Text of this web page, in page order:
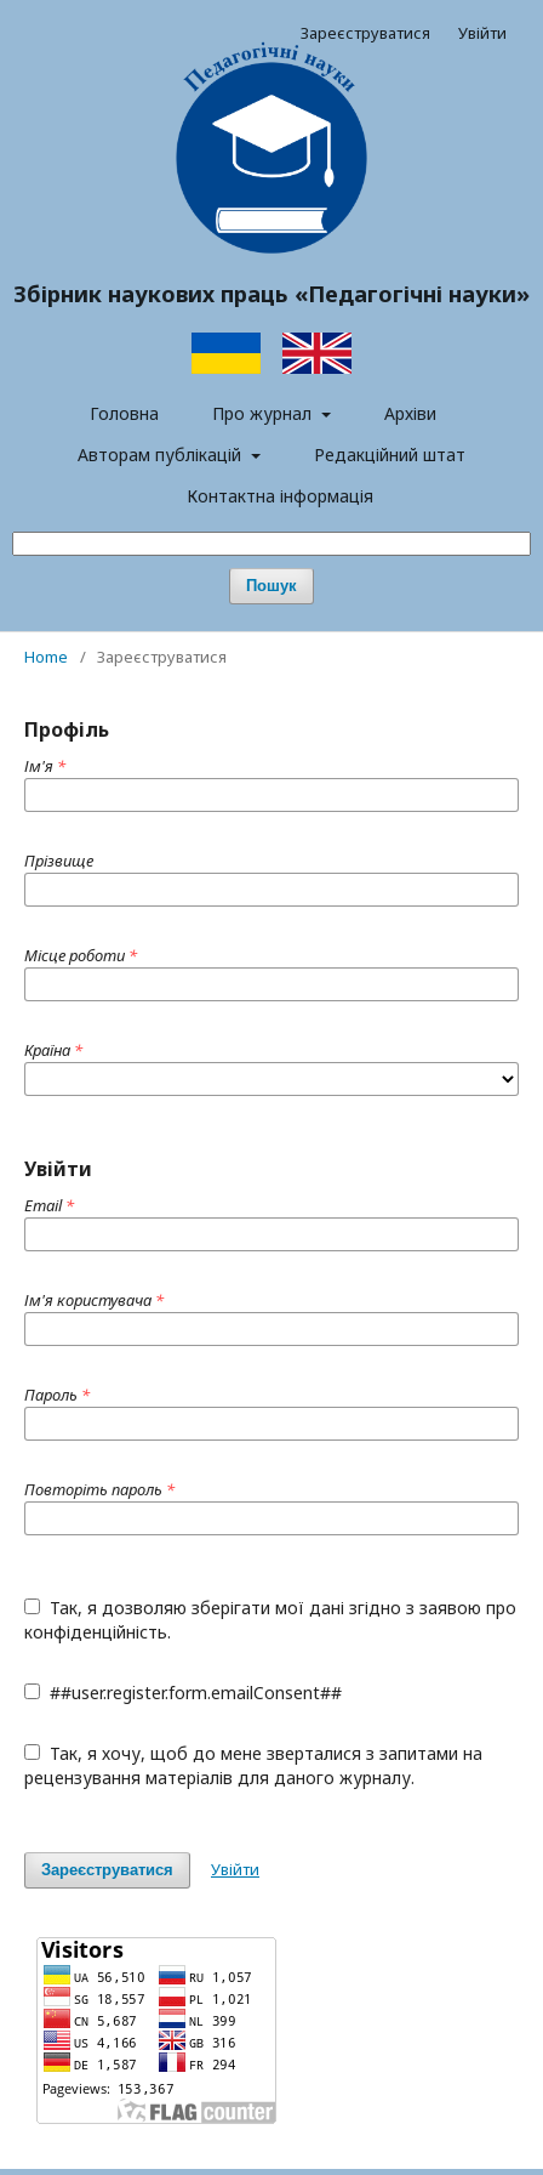
Збірник наукових праць «Педагогічні науки»
Головна Про журнал
Архіви
Авторам публікацій
Редакційний штат
Контактна інформація
Пошук
Зареєструватися Увійти
Home / Зареєструватися
Профіль
Ім'я *
Прізвище
Місце роботи *
Країна *
Увійти
Email*
Ім'я користувача *
Пароль *
Повторіть пароль *
конфіденційність.
##user.register.form.emailConsent##
рецензування матеріалів для даного журналу.
Зареєструватися Увійти